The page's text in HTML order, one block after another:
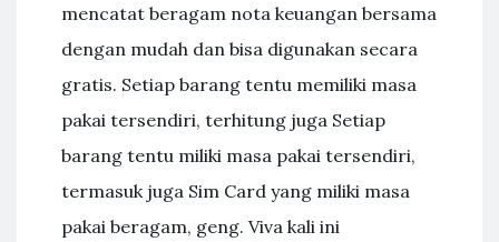
mencatat beragam nota keuangan bersama
dengan mudah dan bisa digunakan secara
gratis. Setiap barang tentu memiliki masa
pakai tersendiri, terhitung juga Setiap
barang tentu miliki masa pakai tersendiri,
termasuk juga Sim Card yang miliki masa
pakai beragam, geng. Viva kali ini